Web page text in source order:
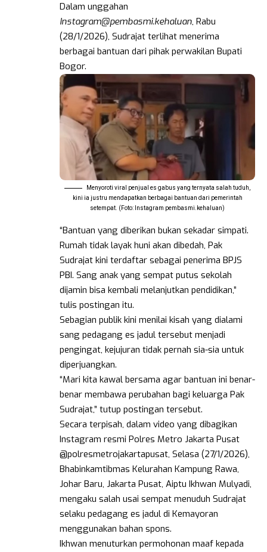
Dalam unggahan
Instagram@pembasmi.kehaluan, Rabu
(28/1/2026), Sudrajat terlihat menerima
berbagai bantuan dari pihak perwakilan Bupati
Bogor.
Menyoroti viral penjual es gabus yang ternyata salah tuduh,
kini ia justru mendapatkan berbagai bantuan dari pemerintah
setempat. (Foto: Instagram pembasmi.kehaluan)
“Bantuan yang diberikan bukan sekadar simpati.
Rumah tidak layak huni akan dibedah, Pak
Sudrajat kini terdaftar sebagai penerima BPJS
PBI. Sang anak yang sempat putus sekolah
dijamin bisa kembali melanjutkan pendidikan,”
tulis postingan itu.
Sebagian publik kini menilai kisah yang dialami
sang pedagang es jadul tersebut menjadi
pengingat, kejujuran tidak pernah sia-sia untuk
diperjuangkan.
“Mari kita kawal bersama agar bantuan ini benar-
benar membawa perubahan bagi keluarga Pak
Sudrajat,” tutup postingan tersebut.
Secara terpisah, dalam video yang dibagikan
Instagram resmi Polres Metro Jakarta Pusat
@polresmetrojakartapusat, Selasa (27/1/2026),
Bhabinkamtibmas Kelurahan Kampung Rawa,
Johar Baru, Jakarta Pusat, Aiptu Ikhwan Mulyadi,
mengaku salah usai sempat menuduh Sudrajat
selaku pedagang es jadul di Kemayoran
menggunakan bahan spons.
Ikhwan menuturkan permohonan maaf kepada